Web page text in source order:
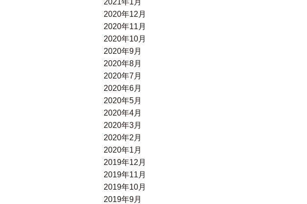
2021年1月
2020年12月
2020年11月
2020年10月
2020年9月
2020年8月
2020年7月
2020年6月
2020年5月
2020年4月
2020年3月
2020年2月
2020年1月
2019年12月
2019年11月
2019年10月
2019年9月